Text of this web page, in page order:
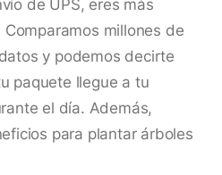
de UPS, eres más
millones de
y podemos decirte
paquete llegue a tu
el día. Además,
para plantar árboles